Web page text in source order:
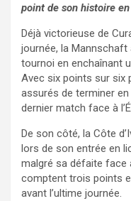
point de son histoire
Déjà victorieuse de
journée, la
tournoi en enchaînant
Avec six points sur six
assurés de terminer
dernier match face à
De son côté, la Côte
lors de son entrée en
malgré sa défaite face
comptent trois points
avant l’ultime journée.